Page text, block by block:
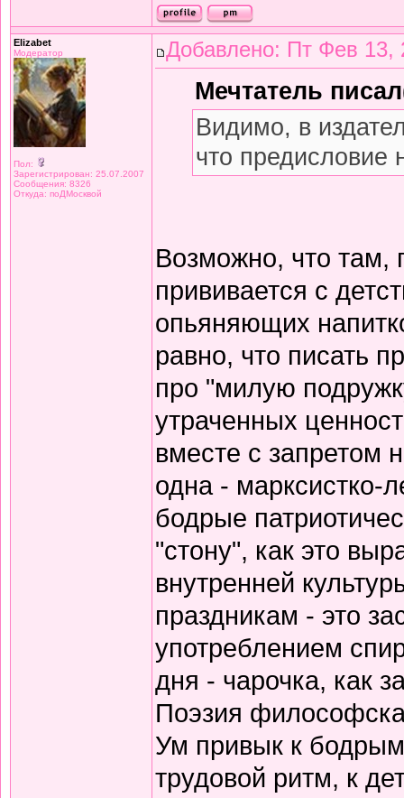
Elizabet
Модератор
Пол:
Зарегистрирован: 25.07.2007
Сообщения: 8326
Откуда: поДМосквой
Добавлено: Пт Фев 13,
Мечтатель
Видимо, в
что предисловие
Возможно, что там,
прививается с
опьяняющих
равно, что писать
про "милую
утраченных
вместе с запретом
одна - марксистко-
бодрые
"стону", как это
внутренней
праздникам - это
употреблением
дня - чарочка, как
Поэзия
Ум привык к
трудовой ритм, к